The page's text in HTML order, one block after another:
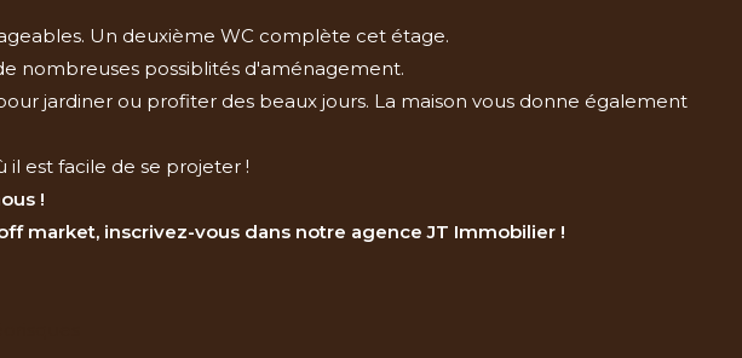
Un deuxième WC complète cet étage.
nombreuses possiblités d'aménagement.
jardiner ou profiter des beaux jours. La maison vous donne également
il est facile de se projeter !
!
market, inscrivez-vous dans notre agence JT Immobilier !